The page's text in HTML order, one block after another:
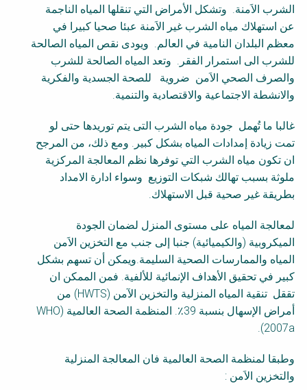
a
c
t
s
t
B
l
B
o
d
y
الشرب الاَمنة. وتشكل الأمراض التي تنقلها المياه الناجمة
عن استهلاك مياه الشرب غير الاَمنة عبئا صحيا كبيرا في
معظم البلدان النامية في العالم. ويودى نقص المياه الصالحة
للشرب الى استمرار الفقر. وتعد المياه الصالحة للشرب
والصرف الصحي الاَمن ضروية للصحة الجسدية والفكرية
والانشطة الاجتماعية والاقتصادية والتنمية.
غالبا ما تُهمل جودة مياه الشرب التى يتم توريدها حتى لو
تمت زيادة إمدادات المياه بشكل كبير. ومع ذلك، من المرجح
ان تكون مياه الشرب التي توفرها نظم المعالجة المركزية
ملوثة بسبب تهالك شبكات التوزيع وسواء ادارة الامداد
بطريقة غير صحية قبل الاستهلاك.
لمعالجة المياه على مستوى المنزل لضمان الجودة
الميكروبية (والكيميائية) جنبا إلى جنب مع التخزين الاَمن
المياه والممارسات الصحية السليمة.ويمكن أن تسهم بشكل
كبير في تحقيق الأهداف الإنمائية للألفية. فمن الممكن ان
تققل تنقية المياه المنزلية والتخزين الآمن (HWTS) من
أمراض الإسهال بنسبة 39٪. المنظمة الصحة العالمية (
WHO
2007a
).
وطبقا لمنظمة الصحة العالمية فان المعالجة المنزلية
والتخزين الاَمن :